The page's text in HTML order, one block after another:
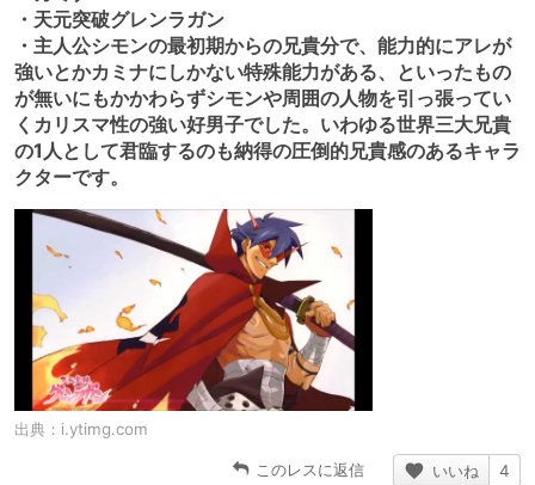
・天元突破グレンラガン
・主人公シモンの最初期からの兄貴分で、能力的にアレが
強いとかカミナにしかない特殊能力がある、といったもの
が無いにもかかわらずシモンや周囲の人物を引っ張ってい
くカリスマ性の強い好男子でした。いわゆる世界三大兄貴
の1人として君臨するのも納得の圧倒的兄貴感のあるキャラ
クターです。
出典： i.ytimg.com
このレスに返信 いいね 4